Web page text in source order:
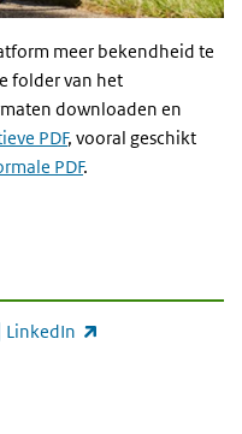
meer bekendheid te
folder van het
downloaden en
PDF, vooral geschikt
PDF.
LinkedIn
link)